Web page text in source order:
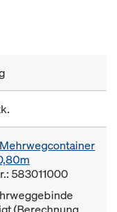
583011000